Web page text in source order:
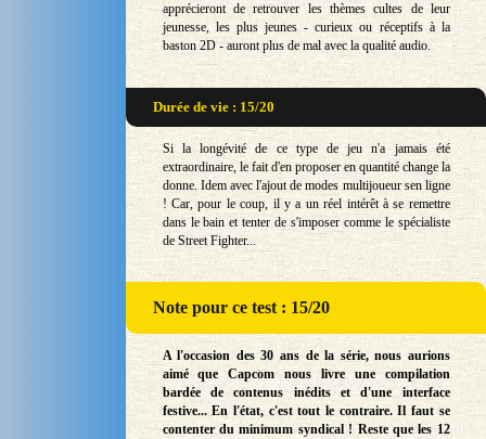
apprécieront de retrouver les thèmes cultes de leur
jeunesse, les plus jeunes - curieux ou réceptifs à la
baston 2D - auront plus de mal avec la qualité audio.
Durée de vie : 15/20
Si la longévité de ce type de jeu n'a jamais été
extraordinaire, le fait d'en proposer en quantité change la
donne. Idem avec l'ajout de modes multijoueur sen ligne
! Car, pour le coup, il y a un réel intérêt à se remettre
dans le bain et tenter de s'imposer comme le spécialiste
de Street Fighter...
Notepour ce test : 15/20
A l'occasion des 30 ans de la série, nous aurions
aimé que Capcom nous livre une compilation
bardée de contenus inédits et d'une interface
festive... En l'état, c'est tout le contraire. Il faut se
contenter du minimum syndical ! Reste que les 12